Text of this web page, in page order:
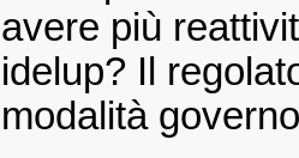
avere più
idelup? Il
modalità